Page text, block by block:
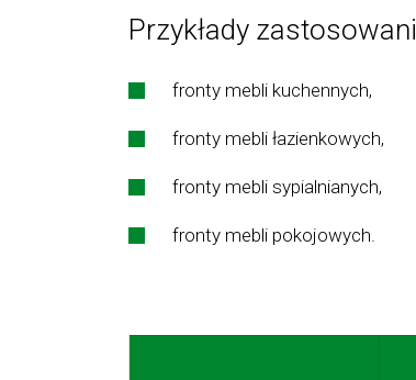
Przykłady
fronty mebli kuchennych,
fronty mebli łazienkowych,
fronty mebli sypialnianych,
fronty mebli pokojowych.